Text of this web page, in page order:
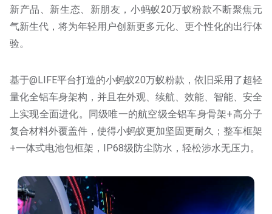
新产品、新生态、新朋友，小蚂蚁20万蚁粉款不断聚焦元
气新生代，将为年轻用户创新更多元化、更个性化的出行体
验。
基于@LIFE平台打造的小蚂蚁20万蚁粉款，依旧采用了超轻
量化全铝车身架构，并且在外观、续航、效能、智能、安全
上实现全面进化。同级唯一的航空级全铝车身骨架+高分子
复合材料外覆盖件，使得小蚂蚁更加坚固更耐久；整车框架
+一体式电池包框架，IP68级防尘防水，轻松涉水无压力。